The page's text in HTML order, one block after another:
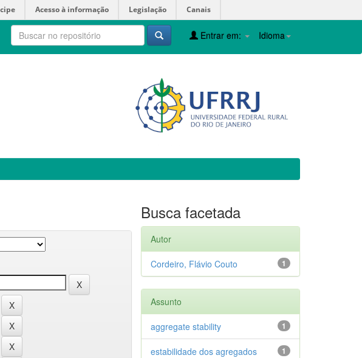
Acesso à informação Legislação Canais
Idioma
Entrar em:
Busca facetada
Autor
1
Cordeiro, Flávio Couto
Assunto
1
aggregate stability
1
estabilidade dos agregados